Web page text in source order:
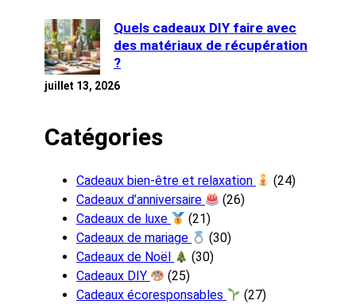
Quels cadeaux DIY faire avec
des matériaux de récupération
?
juillet 13, 2026
Catégories
Cadeaux bien-être et relaxation
(24)
Cadeaux d’anniversaire
(26)
Cadeaux de luxe
(21)
Cadeaux de mariage
(30)
Cadeaux de Noël
(30)
Cadeaux DIY
(25)
Cadeaux écoresponsables
(27)